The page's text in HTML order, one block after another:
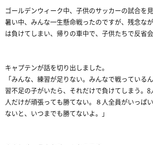
ゴールデンウィーク中、子供のサッカーの試合を
暑い中、みんな一生懸命戦ったのですが、残念な
は負けてしまい、帰りの車中で、子供たちで反省
キャプテンが話を切り出しました。
「みんな、練習が足りない。みんなで戦っている
習不足の子がいたら、それだけで負けてしまう。8
人だけが頑張っても勝てない。８人全員がいっぱ
ないと、いつまでも勝てないよ。」